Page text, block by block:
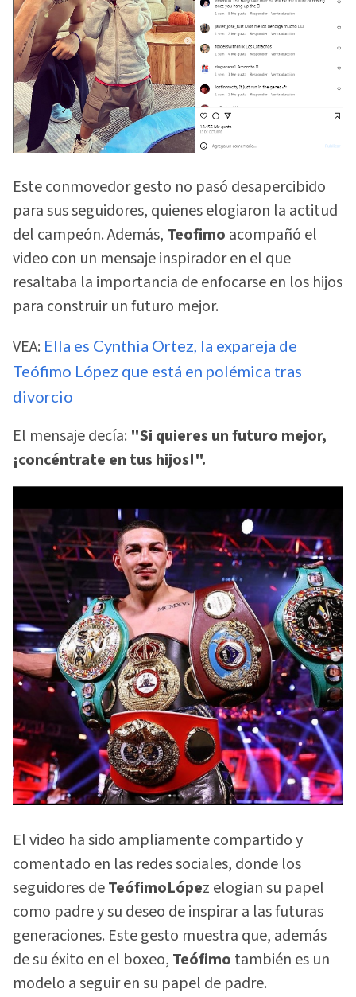
Este conmovedor gesto no pasó desapercibido
para sus seguidores, quienes elogiaron la actitud
del campeón. Además, Teofimo acompañó el
video con un mensaje inspirador en el que
resaltaba la importancia de enfocarse en los hijos
para construir un futuro mejor.
VEA: Ella es Cynthia Ortez, la expareja de
Teófimo López que está en polémica tras
divorcio
El mensaje decía: "Si quieres un futuro mejor,
¡concéntrate en tus hijos!".
El video ha sido ampliamente compartido y
comentado en las redes sociales, donde los
seguidores deTeófimoLópez elogian su papel
como padre y su deseo de inspirar a las futuras
generaciones. Este gesto muestra que, además
de su éxito en el boxeo, Teófimo también es un
modelo a seguir en su papel de padre.